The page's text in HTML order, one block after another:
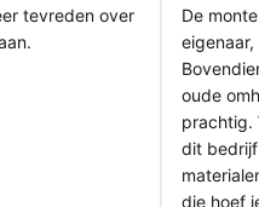
tevreden over
De
oude
prachtig.
dit
die hoef